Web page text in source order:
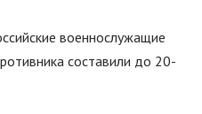
военнослужащие
составили до 20-